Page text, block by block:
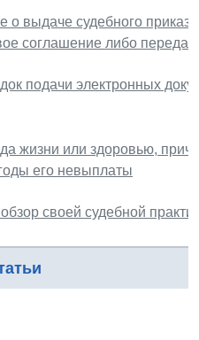
о выдаче судебного
соглашение либо
подачи электронных
жизни или здоровью,
его невыплаты
своей судебной